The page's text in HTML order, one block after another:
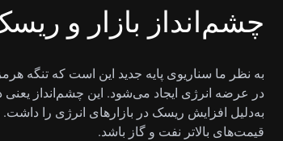
چشم‌انداز بازار و
به نظر ما سناریوی پایه جدید این است که تنگه
در عرضه انرژی ایجاد می‌شود. این چشم‌انداز یعنی
به‌دلیل افزایش ریسک در بازارهای انرژی را داشت.
قیمت‌های بالاتر نفت و گاز باشد.